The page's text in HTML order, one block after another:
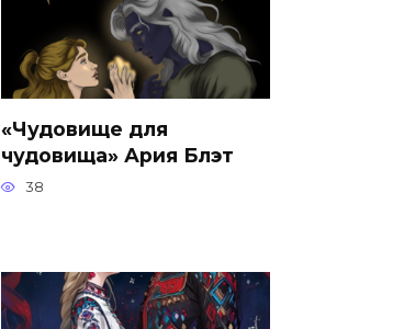
«Чудовище для
чудовища» Ария Блэт
38